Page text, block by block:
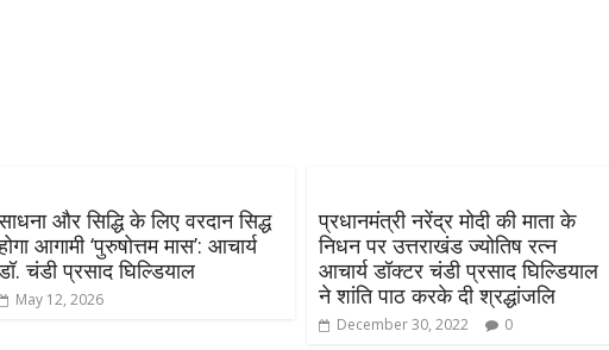
और सिद्धि के लिए वरदान सिद्ध
आगामी ‘पुरुषोत्तम मास’: आचार्य
चंडी प्रसाद घिल्डियाल
May 12, 2026
प्रधानमंत्री नरेंद्र मोदी की माता के
निधन पर उत्तराखंड ज्योतिष रत्न
आचार्य डॉक्टर चंडी प्रसाद घिल्डियाल
ने शांति पाठ करके दी श्रद्धांजलि
December 30, 2022 0